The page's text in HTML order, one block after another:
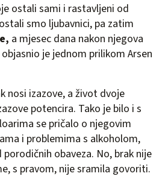
ostali sami i rastavljeni od
smo ljubavnici, pa zatim
a mjesec dana nakon njegova
je jednom prilikom Arsen
nosi izazove, a život dvoje
potencira. Tako je bilo i s
se pričalo o njegovim
i problemima s alkoholom,
obaveza. No, brak nije
s pravom, nije sramila govoriti.